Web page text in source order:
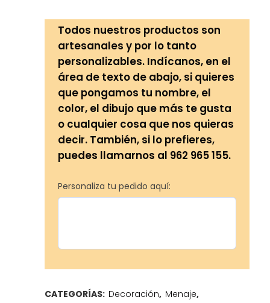
Todos nuestros productos son
artesanales y por lo tanto
personalizables. Indícanos, en el
área de texto de abajo, si quieres
que pongamos tu nombre, el
color, el dibujo que más te gusta
o cualquier cosa que nos quieras
decir. También, si lo prefieres,
puedes llamarnos al 962 965 155.
Personaliza tu pedido aquí:
CATEGORÍAS: Decoración, Menaje,